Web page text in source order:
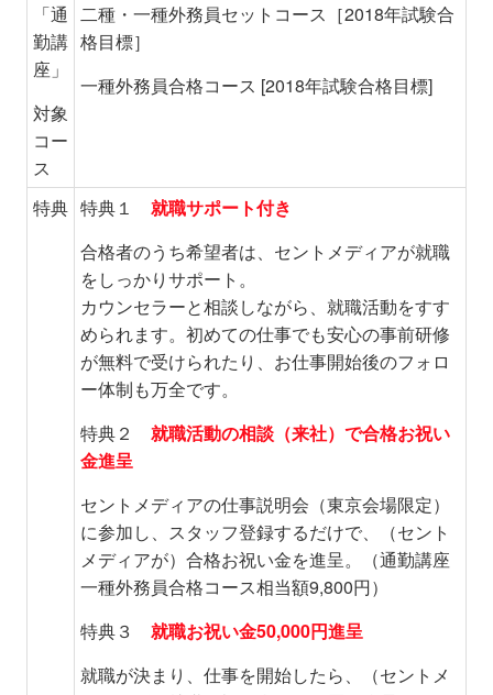
「通
勤講
座」
対象
コー
ス
二種・一種外務員セットコース［2018年試験合
格目標］
一種外務員合格コース [2018年試験合格目標]
特典 特典１ 就職サポート付き
合格者のうち希望者は、セントメディアが就職
をしっかりサポート。
カウンセラーと相談しながら、就職活動をすす
められます。初めての仕事でも安心の事前研修
が無料で受けられたり、お仕事開始後のフォロ
ー体制も万全です。
特典２ 就職活動の相談（来社）で合格お祝い
金進呈
セントメディアの仕事説明会（東京会場限定）
に参加し、スタッフ登録するだけで、（セント
メディアが）合格お祝い金を進呈。（通勤講座
一種外務員合格コース相当額9,800円）
特典３ 就職お祝い金50,000円進呈
就職が決まり、仕事を開始したら、（セントメ